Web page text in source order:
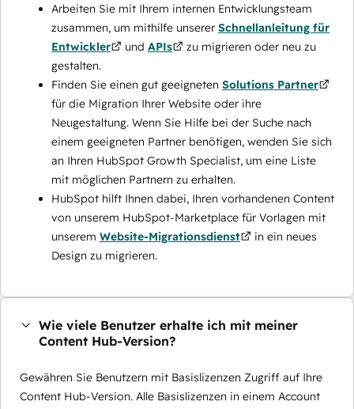
Arbeiten Sie mit Ihrem internen Entwicklungsteam
zusammen, um mithilfe unserer Schnellanleitung für
Entwickler
und APIs
zu migrieren oder neu zu
gestalten.
Finden Sie einen gut geeigneten Solutions Partner
für die Migration Ihrer Website oder ihre
Neugestaltung. Wenn Sie Hilfe bei der Suche nach
einem geeigneten Partner benötigen, wenden Sie sich
an Ihren HubSpot Growth Specialist, um eine Liste
mit möglichen Partnern zu erhalten.
HubSpot hilft Ihnen dabei, Ihren vorhandenen Content
von unserem HubSpot-Marketplace für Vorlagen mit
unserem Website-Migrationsdienst
in ein neues
Design zu migrieren.
Wie viele Benutzer erhalte ich mit meiner
Content Hub-Version?
Gewähren Sie Benutzern mit Basislizenzen Zugriff auf Ihre
Content Hub-Version. Alle Basislizenzen in einem Account